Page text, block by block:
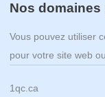
Nos domaines
Vous pouvez utiliser
pour votre site web
1qc.ca